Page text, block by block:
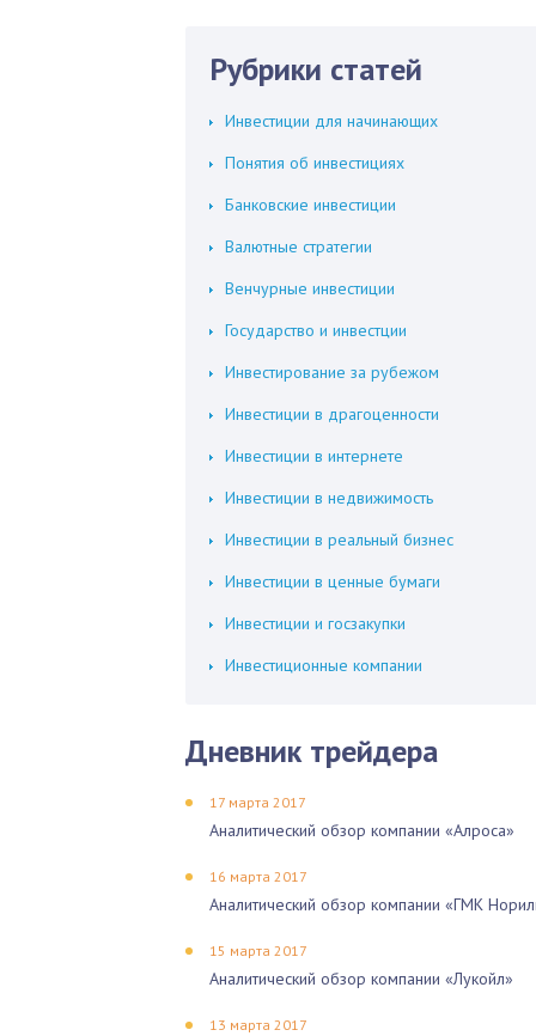
Рубрики статей
Инвестиции для начинающих
Понятия об инвестициях
Банковские инвестиции
Валютные стратегии
Венчурные инвестиции
Государство и инвестции
Инвестирование за рубежом
Инвестиции в драгоценности
Инвестиции в интернете
Инвестиции в недвижимость
Инвестиции в реальный бизнес
Инвестиции в ценные бумаги
Инвестиции и госзакупки
Инвестиционные компании
Дневник трейдера
17 марта 2017
Аналитический обзор компании «Алроса»
16 марта 2017
Аналитический обзор компании «ГМК
15 марта 2017
Аналитический обзор компании «Лукойл»
13 марта 2017